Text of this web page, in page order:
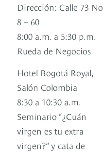
Dirección: Calle 73 No
8 – 60
8:00 a.m. a 5:30 p.m.
Rueda de Negocios
Hotel Bogotá Royal,
Salón Colombia
8:30 a 10:30 a.m.
Seminario “¿Cuán
virgen es tu extra
virgen?” y cata de